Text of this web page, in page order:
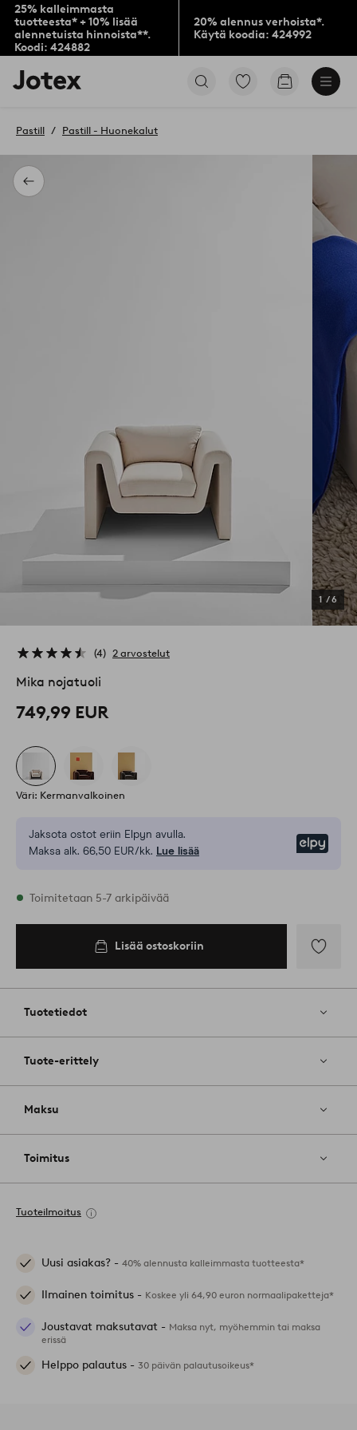
25% kalleimmasta
tuotteesta* + 10% lisää
alennetuista hinnoista**.
Koodi: 424882
20% alennus verhoista*.
Käytä koodia: 424992
Jotex-
logo
aloitussivulle
Siirry
Siirry
Takaisin
Pastill Pastill - Huonekalut
1 /6
4 2 arvostelut
Mika nojatuoli
749,99 EUR
Väri: Kermanvalkoinen
Jaksota ostot eriin Elpyn avulla.
Maksa alk. 66,50 EUR/kk. Lue lisää
Varastossa
Toimitetaan 5-7 arkipäivää
Lisää ostoskoriin
Tuotetiedot
Tuote-erittely
Maksu
Toimitus
Tuoteilmoitus
Uusi asiakas? - 40% alennusta kalleimmasta tuotteesta*
Ilmainen toimitus - Koskee yli 64,90 euron normaalipaketteja*
Joustavat maksutavat - Maksa nyt, myöhemmin tai maksa
erissä
Helppo palautus - 30 päivän palautusoikeus*